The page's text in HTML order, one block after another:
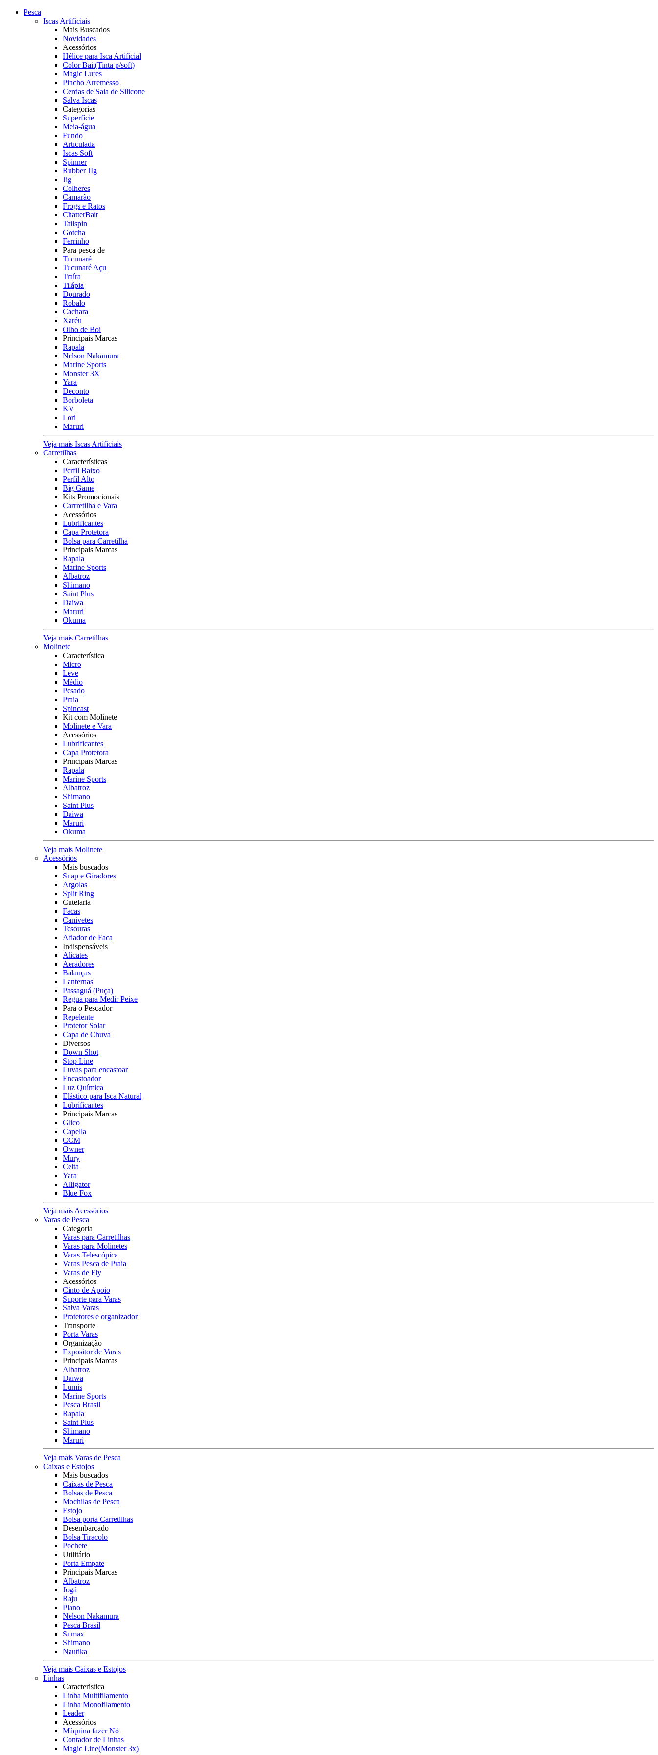
Pesca
Iscas Artificiais
Mais Buscados
Novidades
Acessórios
Hélice para Isca Artificial
Color Bait(Tinta p/soft)
Magic Lures
Pincho Arremesso
Cerdas de Saia de Silicone
Salva Iscas
Categorias
Superfície
Meia-água
Fundo
Articulada
Iscas Soft
Spinner
Rubber JIg
Jig
Colheres
Camarão
Frogs e Ratos
ChatterBait
Tailspin
Gotcha
Ferrinho
Para pesca de
Tucunaré
Tucunaré Açu
Traíra
Tilápia
Dourado
Robalo
Cachara
Xaréu
Olho de Boi
Principais Marcas
Rapala
Nelson Nakamura
Marine Sports
Monster 3X
Yara
Deconto
Borboleta
KV
Lori
Maruri
Veja mais Iscas Artificiais
Carretilhas
Características
Perfil Baixo
Perfil Alto
Big Game
Kits Promocionais
Carrretilha e Vara
Acessórios
Lubrificantes
Capa Protetora
Bolsa para Carretilha
Principais Marcas
Rapala
Marine Sports
Albatroz
Shimano
Saint Plus
Daiwa
Maruri
Okuma
Veja mais Carretilhas
Molinete
Característica
Micro
Leve
Médio
Pesado
Praia
Spincast
Kit com Molinete
Molinete e Vara
Acessórios
Lubrificantes
Capa Protetora
Principais Marcas
Rapala
Marine Sports
Albatroz
Shimano
Saint Plus
Daiwa
Maruri
Okuma
Veja mais Molinete
Acessórios
Mais buscados
Snap e Giradores
Argolas
Split Ring
Cutelaria
Facas
Canivetes
Tesouras
Afiador de Faca
Indispensáveis
Alicates
Aeradores
Balanças
Lanternas
Passaguá (Puça)
Régua para Medir Peixe
Para o Pescador
Repelente
Protetor Solar
Capa de Chuva
Diversos
Down Shot
Stop Line
Luvas para encastoar
Encastoador
Luz Química
Elástico para Isca Natural
Lubrificantes
Principais Marcas
Glico
Capella
CCM
Owner
Mury
Celta
Yara
Alligator
Blue Fox
Veja mais Acessórios
Varas de Pesca
Categoria
Varas para Carretilhas
Varas para Molinetes
Varas Telescópica
Varas Pesca de Praia
Varas de Fly
Acessórios
Cinto de Apoio
Suporte para Varas
Salva Varas
Protetores e organizador
Transporte
Porta Varas
Organização
Expositor de Varas
Principais Marcas
Albatroz
Daiwa
Lumis
Marine Sports
Pesca Brasil
Rapala
Saint Plus
Shimano
Maruri
Veja mais Varas de Pesca
Caixas e Estojos
Mais buscados
Caixas de Pesca
Bolsas de Pesca
Mochilas de Pesca
Estojo
Bolsa porta Carretilhas
Desembarcado
Bolsa Tiracolo
Pochete
Utilitário
Porta Empate
Principais Marcas
Albatroz
Jogá
Raju
Plano
Nelson Nakamura
Pesca Brasil
Sumax
Shimano
Nautika
Veja mais Caixas e Estojos
Linhas
Característica
Linha Multifilamento
Linha Monofilamento
Leader
Acessórios
Máquina fazer Nó
Contador de Linhas
Magic Line(Monster 3x)